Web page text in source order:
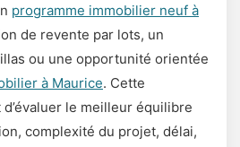
programme immobilier neuf à
de revente par lots, un
ou une opportunité orientée
à Maurice. Cette
le meilleur équilibre
complexité du projet, délai,